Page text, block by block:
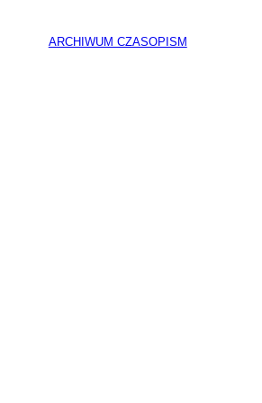
ARCHIWUM CZASOPISM